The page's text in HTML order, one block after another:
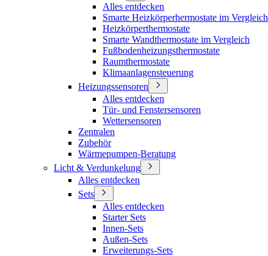
Alles entdecken
Smarte Heizkörperhermostate im Vergleich
Heizkörperthermostate
Smarte Wandthermostate im Vergleich
Fußbodenheizungsthermostate
Raumthermostate
Klimaanlagensteuerung
Heizungssensoren
Alles entdecken
Tür- und Fenstersensoren
Wettersensoren
Zentralen
Zubehör
Wärmepumpen-Beratung
Licht & Verdunkelung
Alles entdecken
Sets
Alles entdecken
Starter Sets
Innen-Sets
Außen-Sets
Erweiterungs-Sets